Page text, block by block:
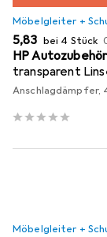
Möbelgleiter +
EUR
5,83 bei 4 Stück
HP Autozubehör
transparent
Anschlagdämpfer,
Möbelgleiter +